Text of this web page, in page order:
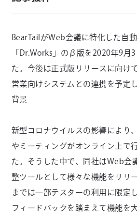
BearTailがWeb会議に特化した自
「Dr.Works」のβ版を2020年9月
た。今後は正式版リリースに向け
営業向けシステムとの連携を予定
背景
新型コロナウイルスの影響により
やミーティングがオンライン上で
た。そうした中で、同社はWeb会
整ツールとして様々な機能をリリ
までは一部テスターの利用に限定
フィードバックを踏まえて機能を